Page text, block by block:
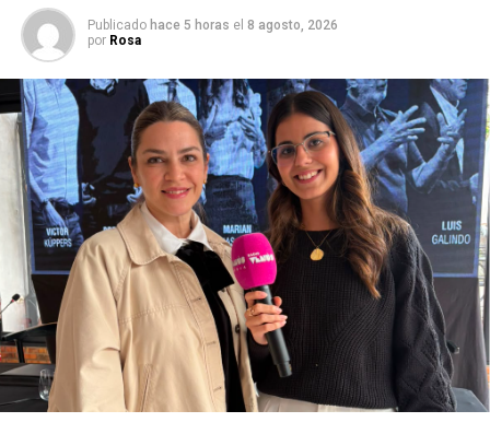
Publicado hace 5 horas el 8 agosto, 2026
por Rosa